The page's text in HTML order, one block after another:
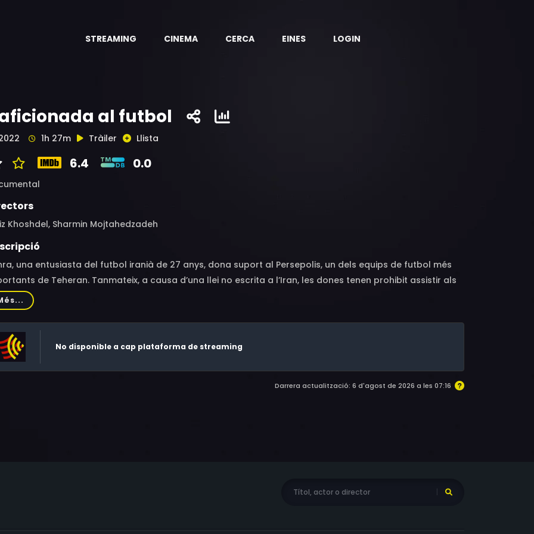
STREAMING CINEMA CERCA EINES LOGIN
al futbol
1h 27m Tràiler Llista
6.4 0.0
Khoshdel, Sharmin Mojtahedzadeh
una entusiasta del futbol iranià de 27 anys, dona suport al Persepolis, un dels equips de futbol més
de Teheran. Tanmateix, a causa d’una llei no escrita a l’Iran, les dones tenen prohibit assistir als
de futbol als estadis. Ella i les seves amigues ho intenten, un cop rere l’altre, i ho difonen per xarxes
No disponible a cap plataforma de streaming
Darrera actualització: 6 d'agost de 2026 a les 07:16